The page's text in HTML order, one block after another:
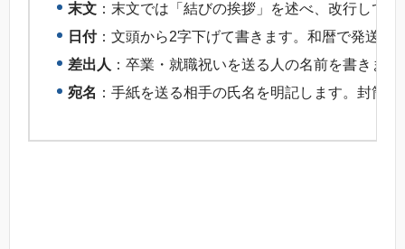
末文 ：末文では「結びの挨拶」を述べ、改行して
日付：文頭から2字下げて書きます。和暦で発送年
差出人 ：卒業・就職祝いを送る人の名前を書きます
宛名 ：手紙を送る相手の氏名を明記します。封筒